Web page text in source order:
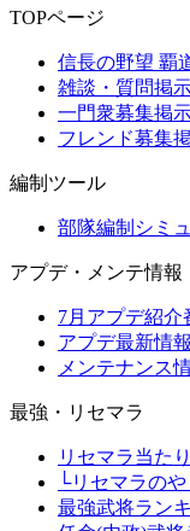
TOPページ
信長の野望 覇
雑談・質問掲
一門衆募集掲
フレンド募集
編制ツール
部隊編制シミ
アプデ・メンテ情報
7月アプデ紹介
アプデ最新情
メンテナンス
最強・リセマラ
リセマラ当た
└リセマラの
最強武将ラン